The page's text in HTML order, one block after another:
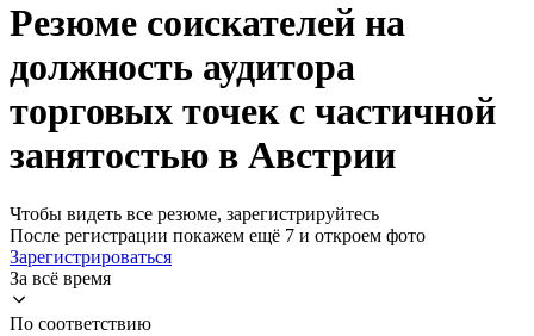
Резюме соискателей на
должность аудитора
торговых точек с частичной
занятостью в Австрии
Чтобы видеть все резюме, зарегистрируйтесь
После регистрации покажем ещё 7 и откроем фото
Зарегистрироваться
За всё время
По соответствию